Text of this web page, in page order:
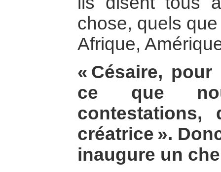
chose, quels
Afrique,
« Césaire,
ce que
contestations,
créatrice ».
inaugure un